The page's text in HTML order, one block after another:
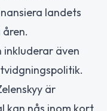
landets
inkluderar även
är
kan nås inom kort